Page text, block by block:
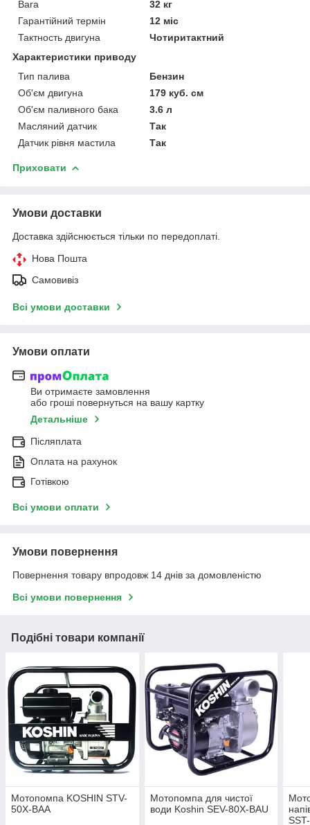
Вага
32 кг
Гарантійний термін
12 міс
Тактность двигуна
Чотиритактний
Характеристики приводу
Тип палива
Бензин
Об'єм двигуна
179 куб. см
Об'єм паливного бака
3.6 л
Масляний датчик
Так
Датчик рівня мастила
Так
Приховати
Умови доставки
Доставка здійснюється тільки по передоплаті.
Нова Пошта
Самовивіз
Всі умови доставки
Умови оплати
Ви отримаєте замовлення
або гроші повернуться на вашу картку
Детальніше
Післяплата
Оплата на рахунок
Готівкою
Всі умови оплати
Умови повернення
Повернення товару впродовж 14 днів за домовленістю
Всі умови повернення
Подібні товари компанії
Мотопомпа KOSHIN STV-
50X-BAA
Мотопомпа для чистої
води Koshin SEV-80X-BAU